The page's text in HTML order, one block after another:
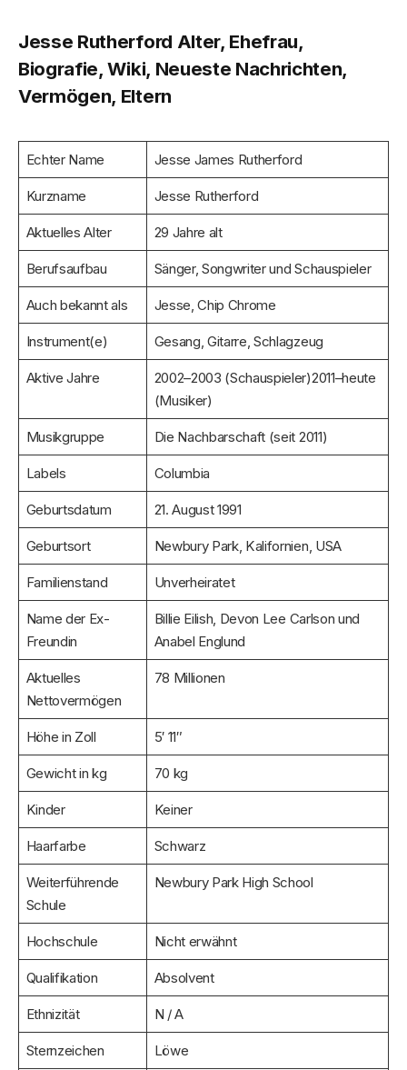
Jesse Rutherford Alter, Ehefrau,
Biografie, Wiki, Neueste Nachrichten,
Vermögen, Eltern
Echter Name Jesse James Rutherford
Kurzname Jesse Rutherford
Aktuelles Alter 29 Jahre alt
Berufsaufbau Sänger, Songwriter und Schauspieler
Auch bekannt als Jesse, Chip Chrome
Instrument(e) Gesang, Gitarre, Schlagzeug
Aktive Jahre
2002–2003 (Schauspieler)2011–heute
(Musiker)
Musikgruppe Die Nachbarschaft (seit 2011)
Labels Columbia
Geburtsdatum 21. August 1991
Geburtsort Newbury Park, Kalifornien, USA
Familienstand Unverheiratet
Name der Ex-
Freundin
Billie Eilish, Devon Lee Carlson und
Anabel Englund
Aktuelles
Nettovermögen
78 Millionen
Höhe in Zoll 5′ 11″
Gewicht in kg 70 kg
Kinder Keiner
Haarfarbe Schwarz
Weiterführende
Schule
Newbury Park High School
Hochschule Nicht erwähnt
Qualifikation Absolvent
Ethnizität N / A
Sternzeichen Löwe